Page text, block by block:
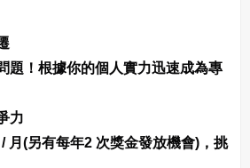
題！根據你的個人實力迅速成為專
力
月(另有每年2 次獎金發放機會)，挑